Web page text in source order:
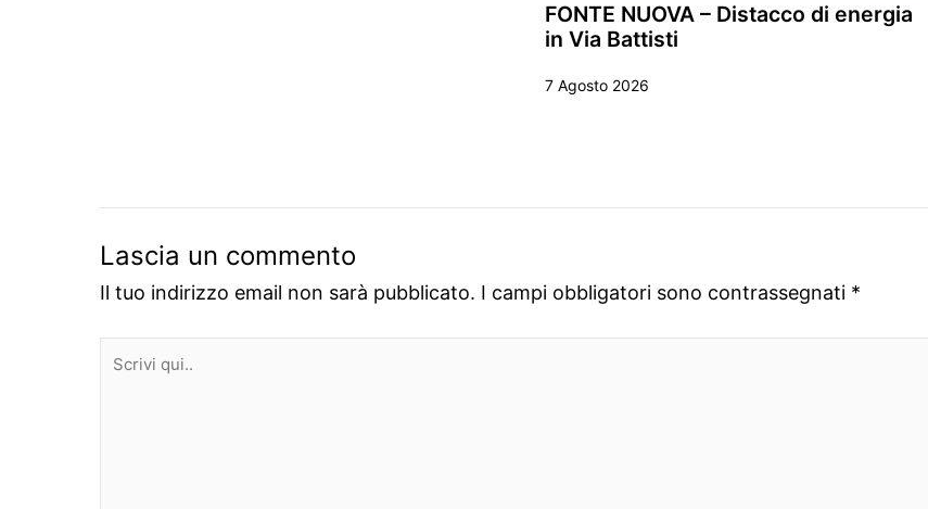
FONTE NUOVA – Distacco di energia
in Via Battisti
7 Agosto 2026
Lascia un commento
Il tuo indirizzo email non sarà pubblicato. I campi obbligatori sono contrassegnati *
Scrivi